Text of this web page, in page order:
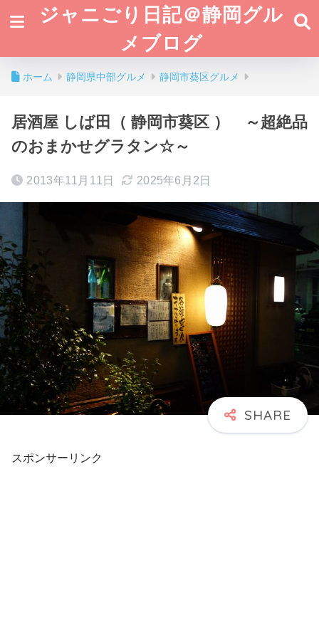
ジャニごり日記＠静岡グル
メブログ
ホーム 静岡県中部グルメ 静岡市葵区グルメ
居酒屋 しば田（ 静岡市葵区 ） ～超絶品
のおまかせグラタン☆～
2013年11月11日 2025年6月2日
スポンサーリンク